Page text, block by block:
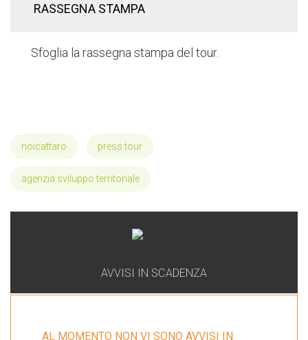
RASSEGNA STAMPA
Sfoglia la rassegna stampa del tour.
noicattaro press tour
agenzia sviluppo territoriale
AVVISI IN SCADENZA
AL MOMENTO NON VI SONO AVVISI IN